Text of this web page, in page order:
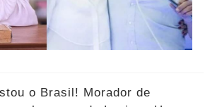
o Brasil! Morador de